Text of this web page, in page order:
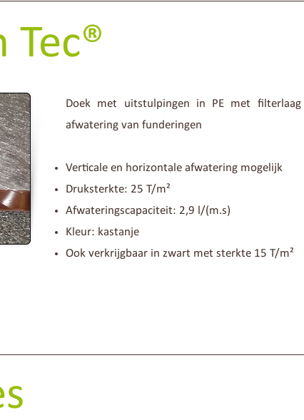
Tec®
Doek met uitstulpingen in PE met
afwatering van funderingen
Verticale en horizontale afwatering mogelijk
Druksterkte: 25 T/m²
Afwateringscapaciteit: 2,9 l/(m.s)
Kleur: kastanje
Ook verkrijgbaar in zwart met sterkte 15 T/m²